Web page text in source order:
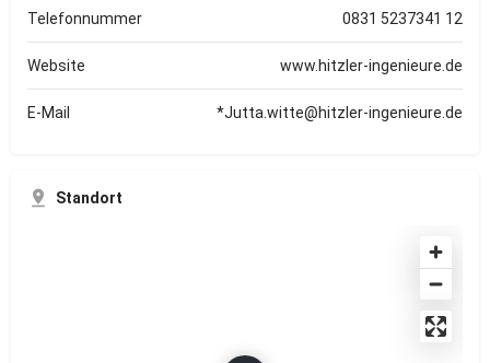
Telefonnummer 0831 5237341 12
Website www.hitzler-ingenieure.de
E-Mail *Jutta.witte@hitzler-ingenieure.de
Standort